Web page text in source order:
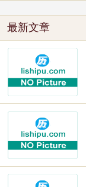
最新文章